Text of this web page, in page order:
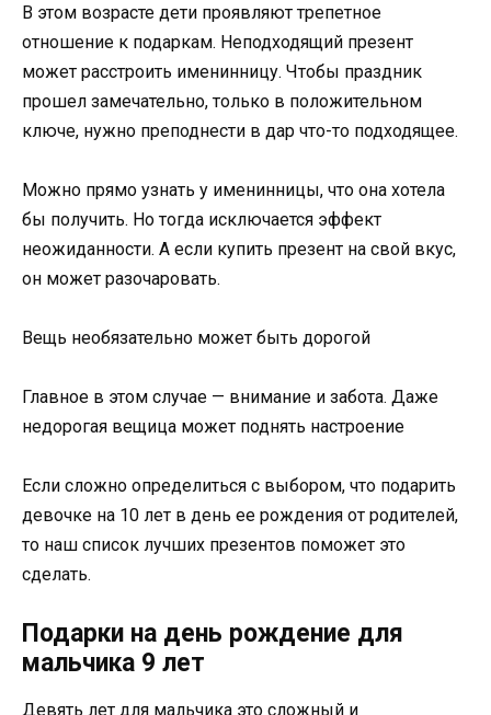
В этом возрасте дети проявляют трепетное
отношение к подаркам. Неподходящий презент
может расстроить именинницу. Чтобы праздник
прошел замечательно, только в положительном
ключе, нужно преподнести в дар что-то подходящее.
Можно прямо узнать у именинницы, что она хотела
бы получить. Но тогда исключается эффект
неожиданности. А если купить презент на свой вкус,
он может разочаровать.
Вещь необязательно может быть дорогой
Главное в этом случае — внимание и забота. Даже
недорогая вещица может поднять настроение
Если сложно определиться с выбором, что подарить
девочке на 10 лет в день ее рождения от родителей,
то наш список лучших презентов поможет это
сделать.
Подарки на день рождение для
мальчика 9 лет
Девять лет для мальчика это сложный и